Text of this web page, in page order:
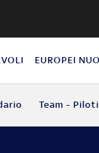
EUROPEI
Team - Piloti